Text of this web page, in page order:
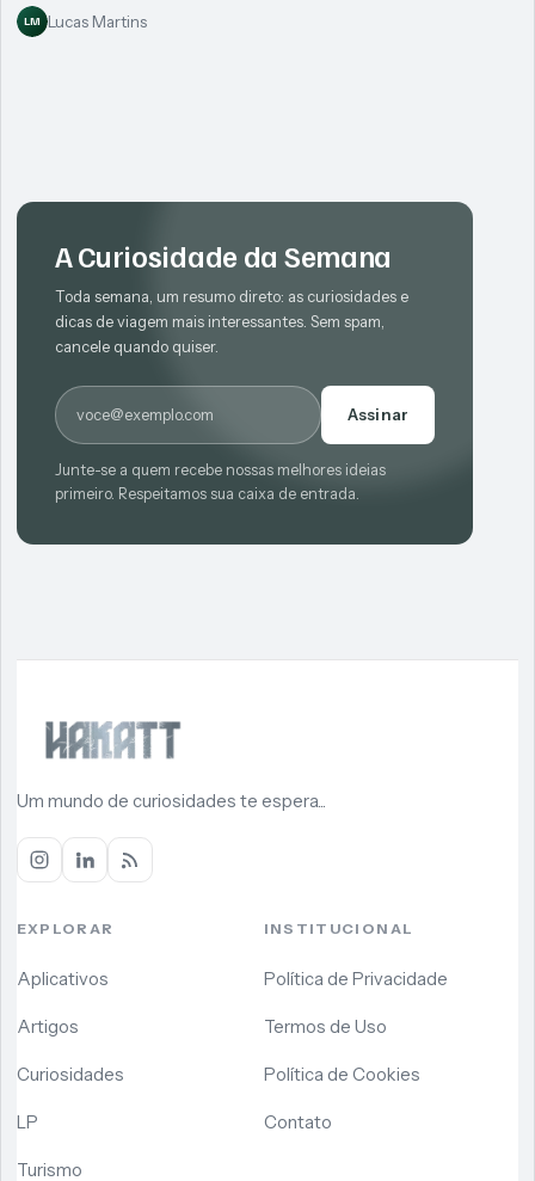
LM Lucas Martins
A Curiosidade da Semana
Toda semana, um resumo direto: as curiosidades e
dicas de viagem mais interessantes. Sem spam,
cancele quando quiser.
E-mail
Assinar
Junte-se a quem recebe nossas melhores ideias
primeiro. Respeitamos sua caixa de entrada.
Um mundo de curiosidades te espera...
EXPLORAR
Aplicativos
Artigos
Curiosidades
LP
Turismo
INSTITUCIONAL
Política de Privacidade
Termos de Uso
Política de Cookies
Contato